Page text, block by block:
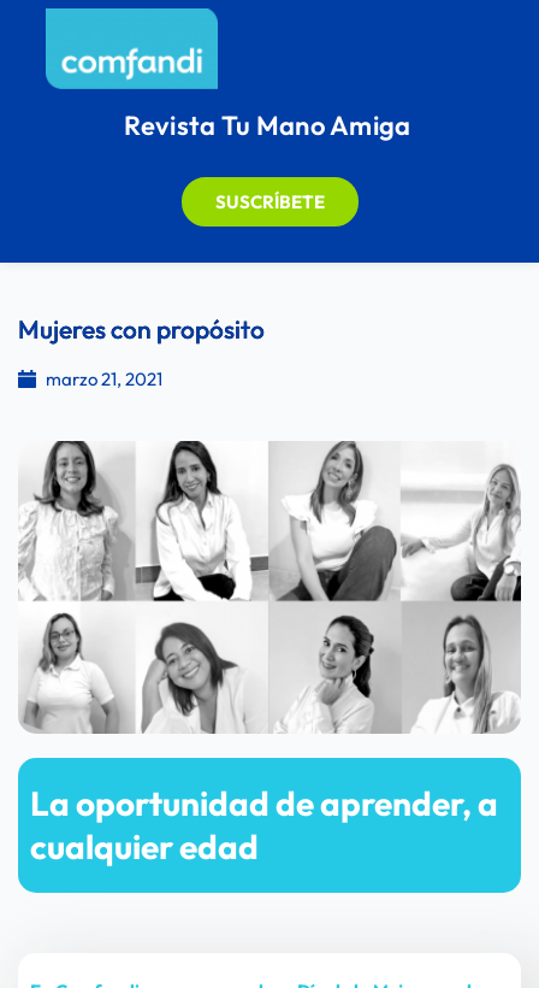
Revista Tu Mano Amiga
SUSCRÍBETE
Mujeres con propósito
marzo 21, 2021
La oportunidad de aprender, a
cualquier edad